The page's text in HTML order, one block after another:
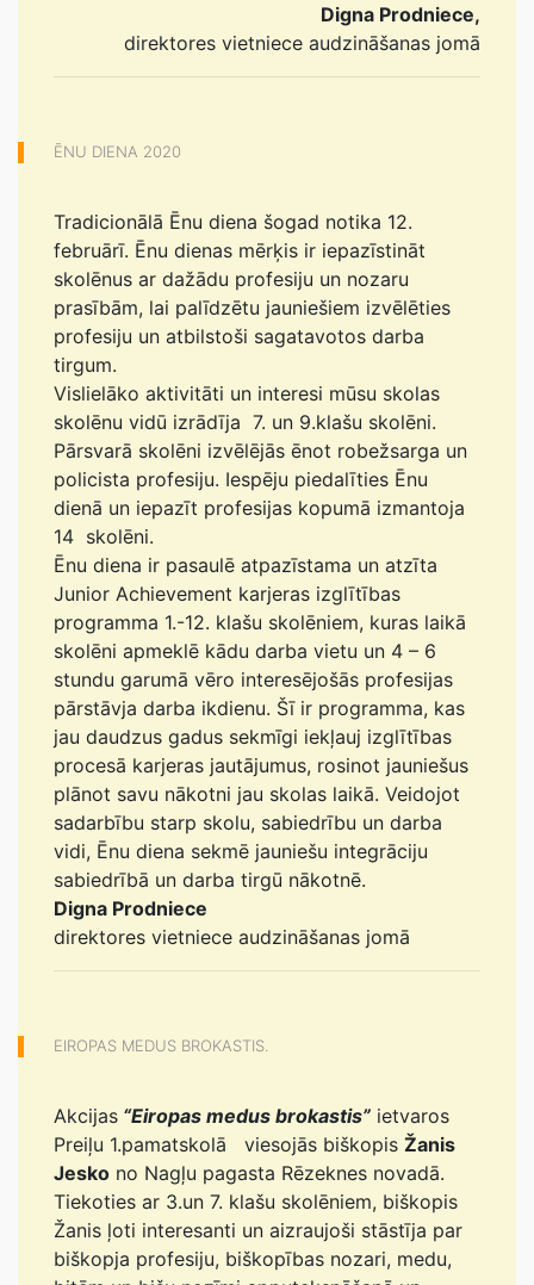
Digna Prodniece,
direktores vietniece audzināšanas jomā
ĒNU DIENA 2020
Tradicionālā Ēnu diena šogad notika 12.
februārī. Ēnu dienas mērķis ir iepazīstināt
skolēnus ar dažādu profesiju un nozaru
prasībām, lai palīdzētu jauniešiem izvēlēties
profesiju un atbilstoši sagatavotos darba
tirgum.
Vislielāko aktivitāti un interesi mūsu skolas
skolēnu vidū izrādīja 7. un 9.klašu skolēni.
Pārsvarā skolēni izvēlējās ēnot robežsarga un
policista profesiju. Iespēju piedalīties Ēnu
dienā un iepazīt profesijas kopumā izmantoja
14 skolēni.
Ēnu diena ir pasaulē atpazīstama un atzīta
Junior Achievement karjeras izglītības
programma 1.-12. klašu skolēniem, kuras laikā
skolēni apmeklē kādu darba vietu un 4 – 6
stundu garumā vēro interesējošās profesijas
pārstāvja darba ikdienu. Šī ir programma, kas
jau daudzus gadus sekmīgi iekļauj izglītības
procesā karjeras jautājumus, rosinot jauniešus
plānot savu nākotni jau skolas laikā. Veidojot
sadarbību starp skolu, sabiedrību un darba
vidi, Ēnu diena sekmē jauniešu integrāciju
sabiedrībā un darba tirgū nākotnē.
Digna Prodniece
direktores vietniece audzināšanas jomā
EIROPAS MEDUS BROKASTIS.
Akcijas “Eiropas medus brokastis” ietvaros
Preiļu 1.pamatskolā viesojās biškopis Žanis
Jesko no Nagļu pagasta Rēzeknes novadā.
Tiekoties ar 3.un 7. klašu skolēniem, biškopis
Žanis ļoti interesanti un aizraujoši stāstīja par
biškopja profesiju, biškopības nozari, medu,